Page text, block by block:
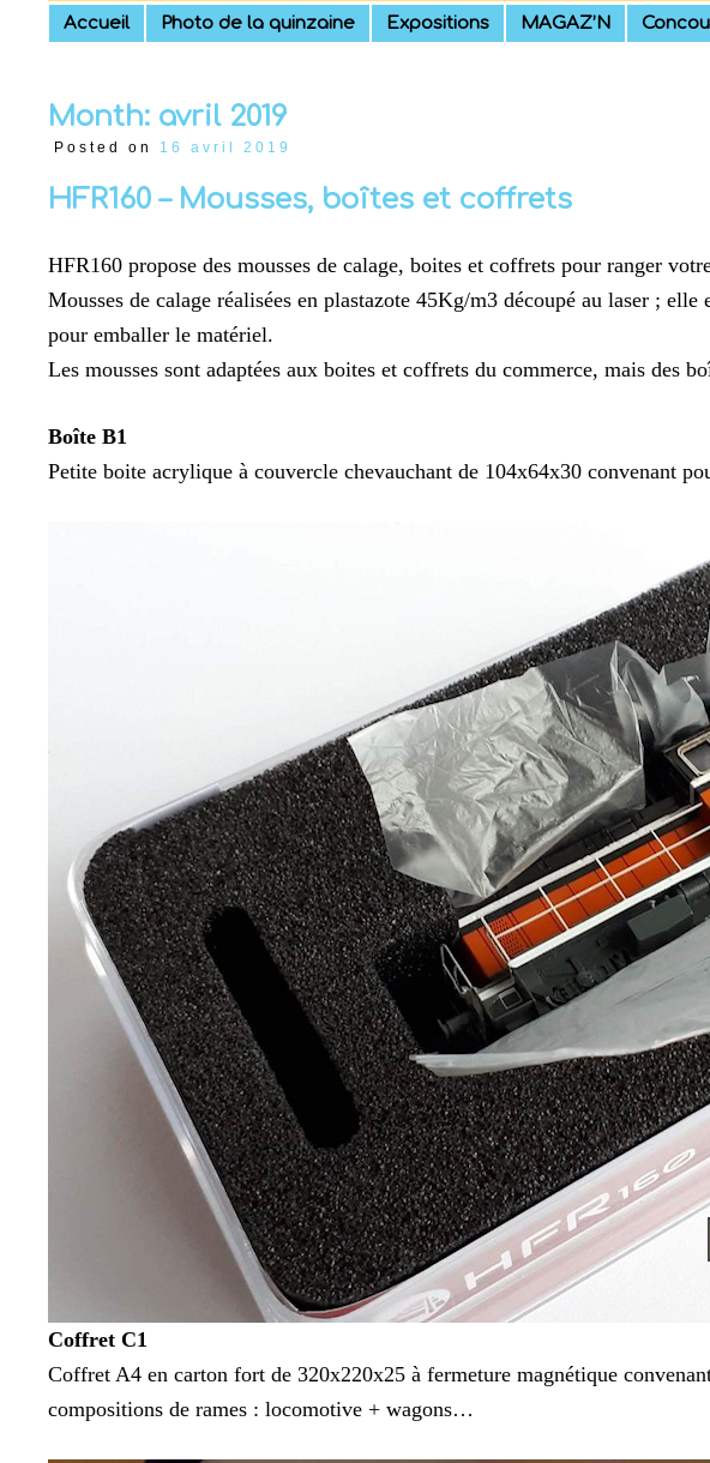
Skip
to
Accueil Photo de la quinzaine Expositions MAGAZ’N
Month: avril 2019
Posted on 16 avril 2019
HFR160 – Mousses, boîtes et coffrets
HFR160 propose des mousses de calage, boites et coffrets pour ranger
Mousses de calage réalisées en plastazote 45Kg/m3 découpé au laser ;
pour emballer le matériel.
Les mousses sont adaptées aux boites et coffrets du commerce, mais des
Boîte B1
Petite boite acrylique à couvercle chevauchant de 104x64x30 convenant
Coffret C1
Coffret A4 en carton fort de 320x220x25 à fermeture magnétique
compositions de rames : locomotive + wagons…